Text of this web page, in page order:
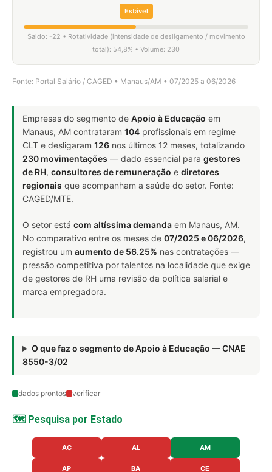
Estável
Saldo: -22 • Rotatividade (intensidade de desligamento / movimento
total): 54,8% • Volume: 230
Fonte: Portal Salário / CAGED • Manaus/AM • 07/2025 a 06/2026
Empresas do segmento de Apoio à Educação em
Manaus, AM contrataram 104 profissionais em regime
CLT e desligaram 126 nos últimos 12 meses, totalizando
230 movimentações — dado essencial para gestores
de RH, consultores de remuneração e diretores
regionais que acompanham a saúde do setor. Fonte:
CAGED/MTE.
O setor está com altíssima demanda em Manaus, AM.
No comparativo entre os meses de 07/2025 e 06/2026,
registrou um aumento de 56.25% nas contratações —
pressão competitiva por talentos na localidade que exige
de gestores de RH uma revisão da política salarial e
marca empregadora.
O que faz o segmento de Apoio à Educação — CNAE
8550-3/02
dados prontos verificar
🗺️ Pesquisa por Estado
AC AL AM
AP BA CE